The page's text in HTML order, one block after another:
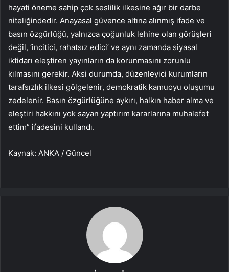
hayati öneme sahip çok seslilik ilkesine ağır bir darbe
niteliğindedir. Anayasal güvence altına alınmış ifade ve
basın özgürlüğü, yalnızca çoğunluk lehine olan görüşleri
değil, ‘incitici, rahatsız edici’ ve aynı zamanda siyasal
iktidarı eleştiren yayınların da korunmasını zorunlu
kılmasını gerekir. Aksi durumda, düzenleyici kurumların
tarafsızlık ilkesi gölgelenir, demokratik kamuoyu oluşumu
zedelenir. Basın özgürlüğüne aykırı, halkın haber alma ve
eleştiri hakkını yok sayan yaptırım kararlarına muhalefet
ettim” ifadesini kullandı.
Kaynak: ANKA / Güncel